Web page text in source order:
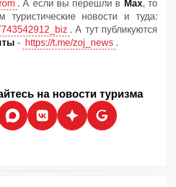
. А если вы перешли в Мах, то
туристические новости и туда:
. А тут публикуются
- https://t.me/zoj_news .
на новости туризма